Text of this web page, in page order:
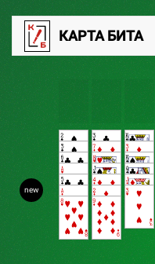
КАРТА БИТА
1
new